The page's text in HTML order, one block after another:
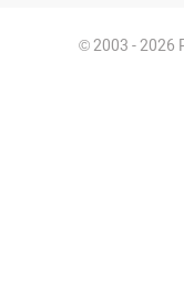
© 2003 - 2026